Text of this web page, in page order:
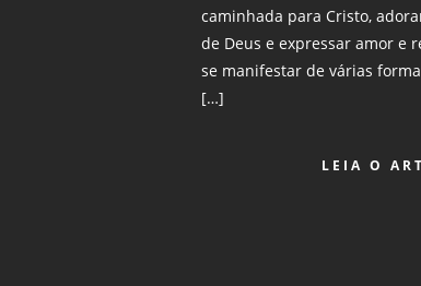
caminhada para Cristo,
de Deus e expressar amor e
se manifestar de várias
[…]
LEIA O